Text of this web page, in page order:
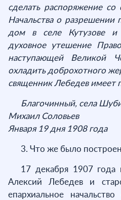
сделать распоряжение со
Начальства о разрешении
дом в селе Кутузове и
духовное утешение
наступающей Великой
охладить доброхотного
священник Лебедев имеет
Благочинный, села
Михаил Соловьев
Января 19 дня 1908 года
3. Что же было
17 декабря 1907 года
Алексий Лебедев и
епархиальное